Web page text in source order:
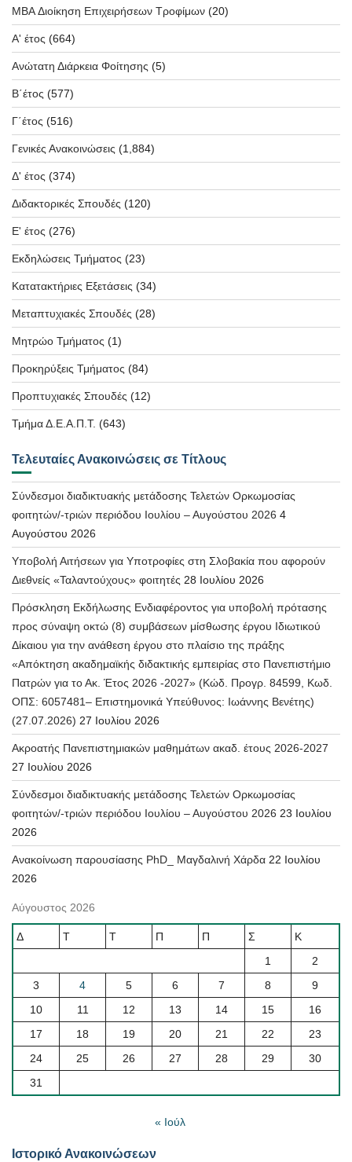
MBA Διοίκηση Επιχειρήσεων Τροφίμων (20)
Α' έτος (664)
Ανώτατη Διάρκεια Φοίτησης (5)
Β΄έτος (577)
Γ΄έτος (516)
Γενικές Ανακοινώσεις (1,884)
Δ' έτος (374)
Διδακτορικές Σπουδές (120)
Ε' έτος (276)
Εκδηλώσεις Τμήματος (23)
Κατατακτήριες Εξετάσεις (34)
Μεταπτυχιακές Σπουδές (28)
Μητρώο Τμήματος (1)
Προκηρύξεις Τμήματος (84)
Προπτυχιακές Σπουδές (12)
Τμήμα Δ.Ε.Α.Π.Τ. (643)
Τελευταίες Ανακοινώσεις σε Τίτλους
Σύνδεσμοι διαδικτυακής μετάδοσης Τελετών Ορκωμοσίας
φοιτητών/-τριών περιόδου Ιουλίου – Αυγούστου 2026 4
Αυγούστου 2026
Υποβολή Αιτήσεων για Υποτροφίες στη Σλοβακία που αφορούν
Διεθνείς «Ταλαντούχους» φοιτητές 28 Ιουλίου 2026
Πρόσκληση Εκδήλωσης Ενδιαφέροντος για υποβολή πρότασης
προς σύναψη οκτώ (8) συμβάσεων μίσθωσης έργου Ιδιωτικού
Δίκαιου για την ανάθεση έργου στο πλαίσιο της πράξης
«Απόκτηση ακαδημαϊκής διδακτικής εμπειρίας στο Πανεπιστήμιο
Πατρών για το Ακ. Έτος 2026 -2027» (Κώδ. Προγρ. 84599, Κωδ.
ΟΠΣ: 6057481– Επιστημονικά Υπεύθυνος: Ιωάννης Βενέτης)
(27.07.2026) 27 Ιουλίου 2026
Ακροατής Πανεπιστημιακών μαθημάτων ακαδ. έτους 2026-2027
27 Ιουλίου 2026
Σύνδεσμοι διαδικτυακής μετάδοσης Τελετών Ορκωμοσίας
φοιτητών/-τριών περιόδου Ιουλίου – Αυγούστου 2026 23 Ιουλίου
2026
Ανακοίνωση παρουσίασης PhD_ Μαγδαλινή Χάρδα 22 Ιουλίου
2026
Αύγουστος 2026
Δ Τ Τ Π Π Σ
Κ
1
2
3
4 5 6 7 8
9
10
11 12 13 14 15
16
17
18 19 20 21 22
23
24
25 26 27 28 29
30
31
« Ιούλ
Ιστορικό Ανακοινώσεων